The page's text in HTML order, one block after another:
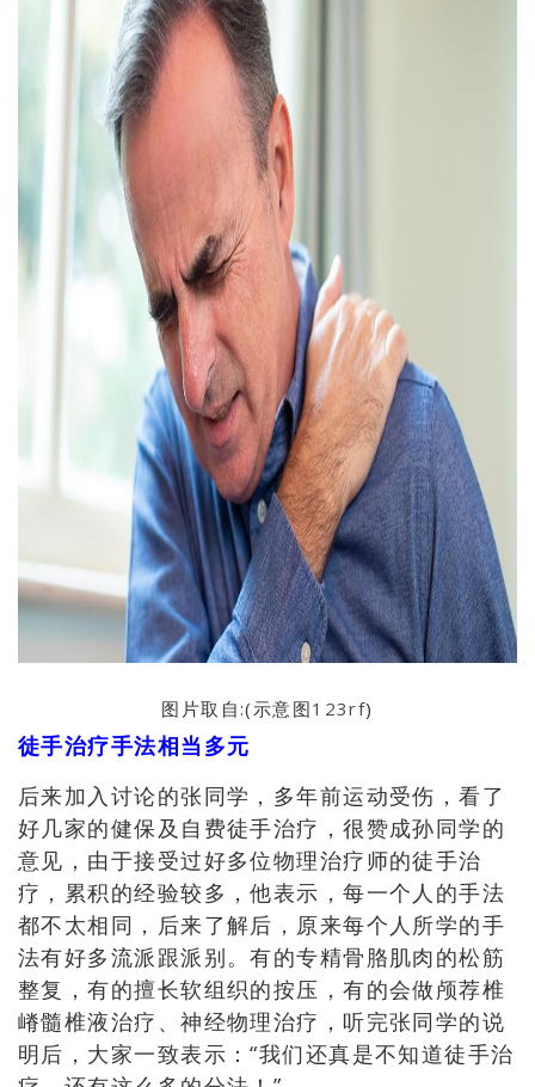
图片取自:(示意图123rf)
徒手治疗手法相当多元
后来加入讨论的张同学，多年前运动受伤，看了
好几家的健保及自费徒手治疗，很赞成孙同学的
意见，由于接受过好多位物理治疗师的徒手治
疗，累积的经验较多，他表示，每一个人的手法
都不太相同，后来了解后，原来每个人所学的手
法有好多流派跟派别。有的专精骨胳肌肉的松筋
整复，有的擅长软组织的按压，有的会做颅荐椎
嵴髓椎液治疗、神经物理治疗，听完张同学的说
明后，大家一致表示：“我们还真是不知道徒手治